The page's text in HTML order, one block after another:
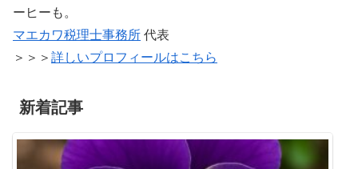
ーヒーも。
マエカワ税理士事務所 代表
＞＞＞ 詳しいプロフィールはこちら
新着記事